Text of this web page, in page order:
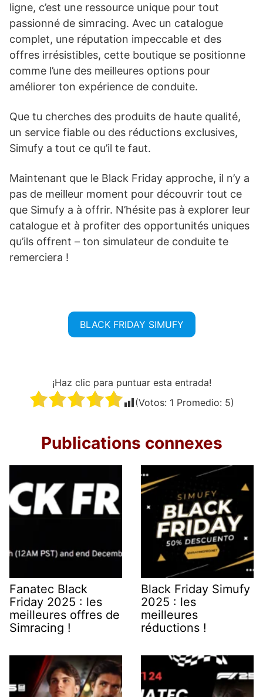
ligne, c’est une ressource unique pour tout
passionné de simracing. Avec un catalogue
complet, une réputation impeccable et des
offres irrésistibles, cette boutique se positionne
comme l’une des meilleures options pour
améliorer ton expérience de conduite.
Que tu cherches des produits de haute qualité,
un service fiable ou des réductions exclusives,
Simufy a tout ce qu’il te faut.
Maintenant que le Black Friday approche, il n’y a
pas de meilleur moment pour découvrir tout ce
que Simufy a à offrir. N’hésite pas à explorer leur
catalogue et à profiter des opportunités uniques
qu’ils offrent – ton simulateur de conduite te
remerciera !
BLACK FRIDAY SIMUFY
¡Haz clic para puntuar esta entrada!
(Votos: 1 Promedio: 5)
Publications connexes
Fanatec Black
Friday 2025 : les
meilleures offres de
Simracing !
Black Friday Simufy
2025 : les
meilleures
réductions !